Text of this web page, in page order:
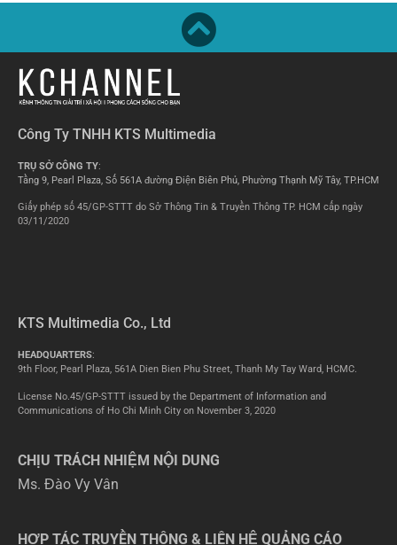
Công Ty TNHH KTS Multimedia
TRỤ SỞ CÔNG TY:
Tầng 9, Pearl Plaza, Số 561A đường Điện Biên Phủ, Phường Thạnh Mỹ Tây, TP.HCM
Giấy phép số 45/GP-STTT do Sở Thông Tin & Truyền Thông TP. HCM cấp ngày
03/11/2020
KTS Multimedia Co., Ltd
HEADQUARTERS:
9th Floor, Pearl Plaza, 561A Dien Bien Phu Street, Thanh My Tay Ward, HCMC.
License No.45/GP-STTT issued by the Department of Information and
Communications of Ho Chi Minh City on November 3, 2020
CHỊU TRÁCH NHIỆM NỘI DUNG
Ms. Đào Vy Vân
HỢP TÁC TRUYỀN THÔNG & LIÊN HỆ QUẢNG CÁO